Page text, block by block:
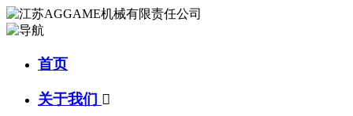
首页
关于我们 